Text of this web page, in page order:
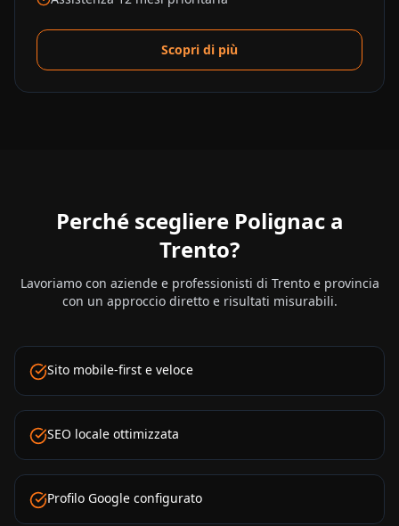
Scopri di più
Perché scegliere Polignac a
Trento?
Lavoriamo con aziende e professionisti di Trentoe provincia
con un approccio diretto e risultati misurabili.
Sito mobile-first e veloce
SEO locale ottimizzata
Profilo Google configurato